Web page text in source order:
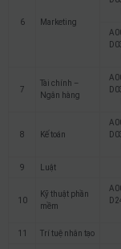
6 Marketing
7
Tài chính –
Ngân hàng
8 Kế toán
9 Luật
10
Kỹ thuật phần
mềm
11 Trí tuệ nhân tạo